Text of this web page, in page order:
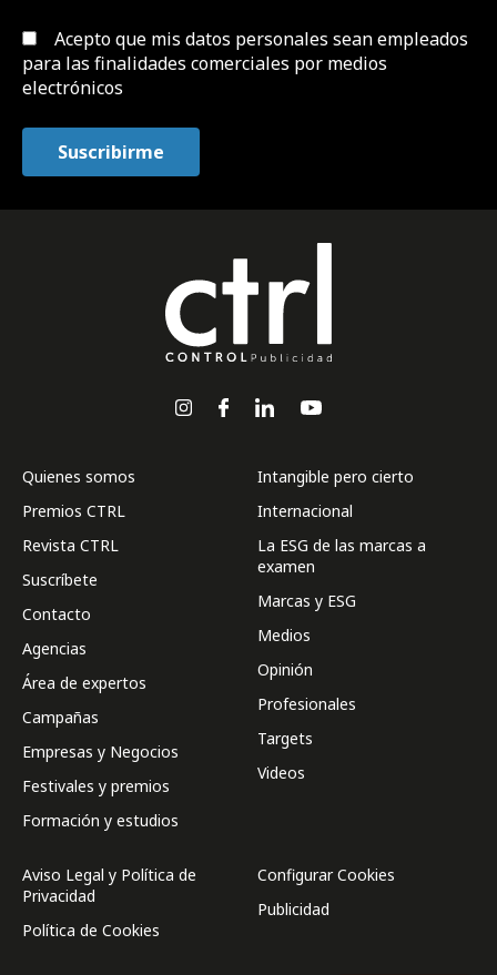
Acepto que mis datos personales sean empleados
para las finalidades comerciales por medios
electrónicos
Quienes somos
Premios CTRL
Revista CTRL
Suscríbete
Contacto
Agencias
Área de expertos
Campañas
Empresas y Negocios
Festivales y premios
Formación y estudios
Intangible pero cierto
Internacional
La ESG de las marcas a
examen
Marcas y ESG
Medios
Opinión
Profesionales
Targets
Videos
Aviso Legal y Política de
Privacidad
Política de Cookies
Configurar Cookies
Publicidad